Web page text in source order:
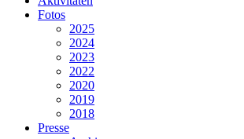
Fotos
2025
2024
2023
2022
2020
2019
2018
Presse